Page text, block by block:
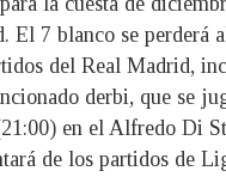
El 7 blanco se perderá
del Real Madrid,
derbi, que se
en el Alfredo Di
de los partidos de